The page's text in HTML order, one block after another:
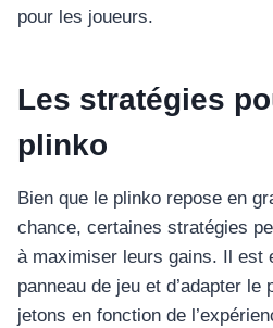
หูฟัง
ลำโพง
สินค้าตามแบรนด์
pour les joueurs.
Les stratégies
plinko
Bien que le plinko repose en
chance, certaines stratégies
à maximiser leurs gains. Il est
panneau de jeu et d’adapter le
jetons en fonction de